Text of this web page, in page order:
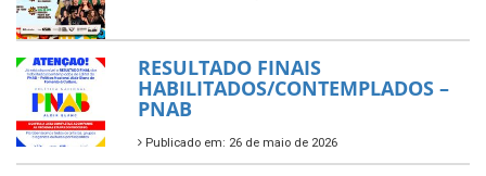
RESULTADO FINAIS
HABILITADOS/CONTEMPLADOS –
PNAB
Publicado em: 26 de maio de 2026